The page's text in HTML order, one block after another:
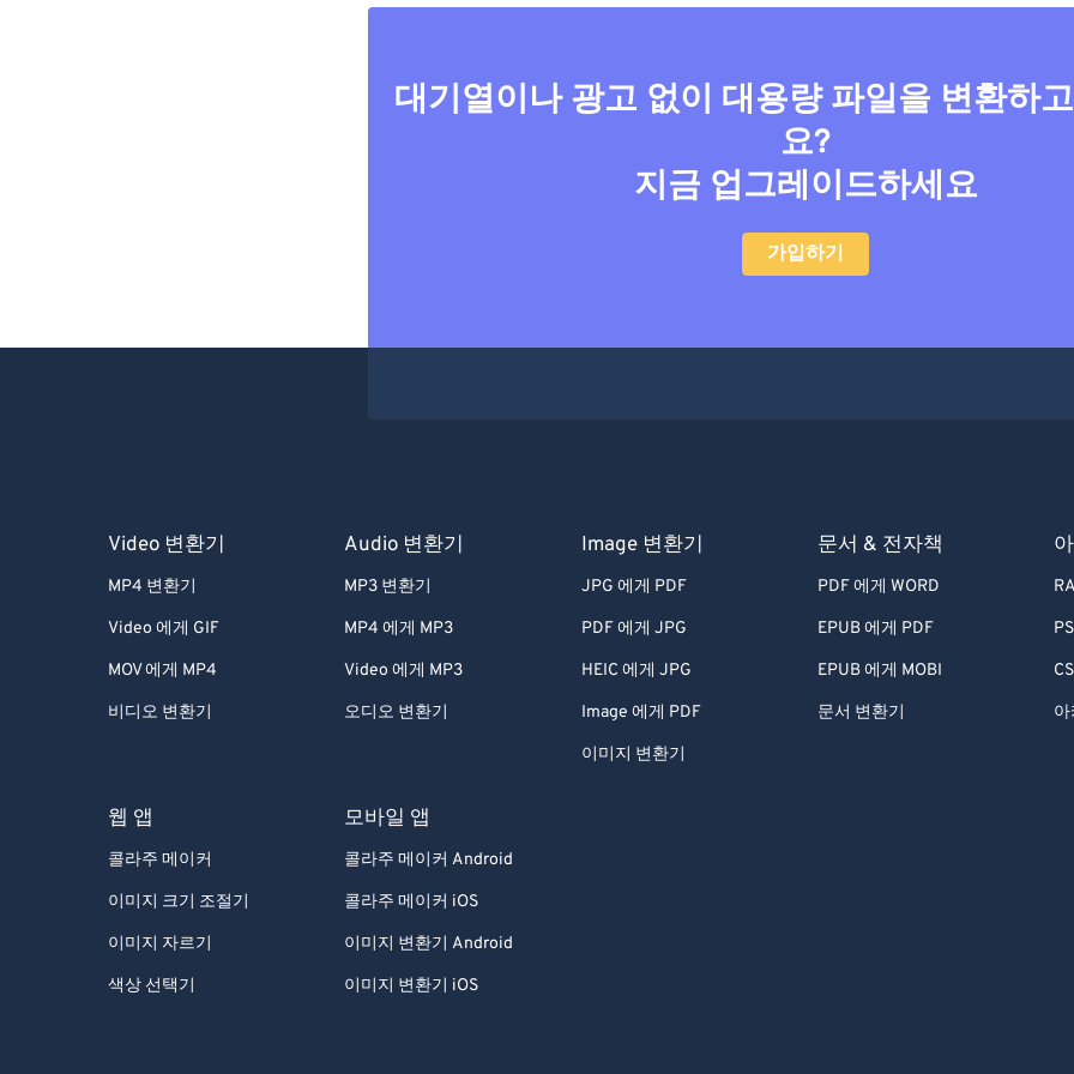
대기열이나 광고 없이 대용량 파일을 변환하
요?
지금 업그레이드하세요
가입하기
Video 변환기
MP4 변환기
Video 에게 GIF
MOV 에게 MP4
비디오 변환기
Audio 변환기
MP3 변환기
MP4 에게 MP3
Video 에게 MP3
오디오 변환기
Image 변환기
JPG 에게 PDF
PDF 에게 JPG
HEIC 에게 JPG
Image 에게 PDF
이미지 변환기
문서 & 전자책
PDF 에게 WORD
EPUB 에게 PDF
EPUB 에게 MOBI
문서 변환기 아
웹 앱
콜라주 메이커
이미지 크기 조절기
이미지 자르기
색상 선택기
모바일 앱
콜라주 메이커 Android
콜라주 메이커 iOS
이미지 변환기 Android
이미지 변환기 iOS